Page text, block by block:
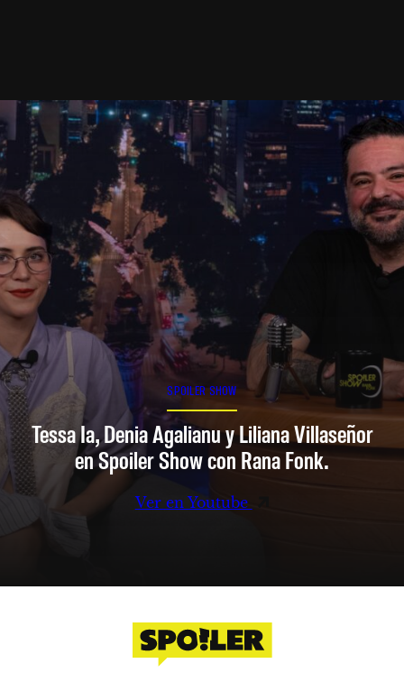
SPOILER SHOW
Tessa Ia, Denia Agalianu y Liliana Villaseñor
en Spoiler Show con Rana Fonk.
Ver en Youtube